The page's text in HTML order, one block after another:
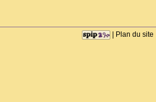
| Plan du site